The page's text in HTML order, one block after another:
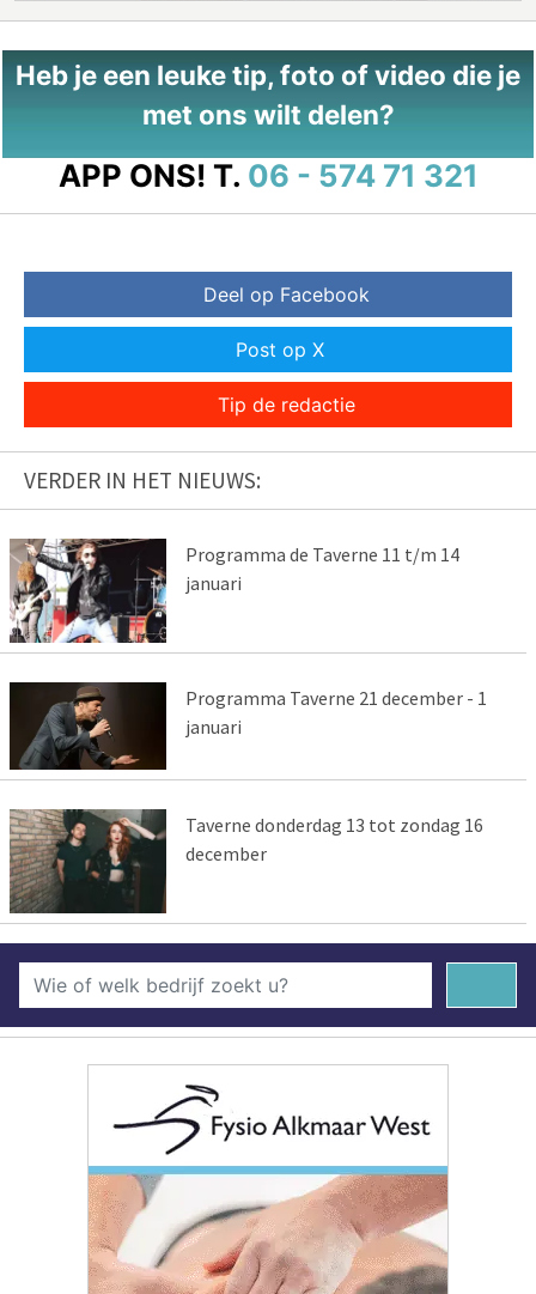
Heb je een leuke tip, foto of video die je
met ons wilt delen?
APP ONS! T. 06 - 574 71 321
Deel op Facebook
Post op X
Tip de redactie
VERDER IN HET NIEUWS:
Programma de Taverne 11 t/m 14
januari
Programma Taverne 21 december - 1
januari
Taverne donderdag 13 tot zondag 16
december